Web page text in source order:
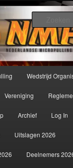
ter
Wedstrijd
Vereniging
Archief Log In
Uitslagen 2026
Deelnemers